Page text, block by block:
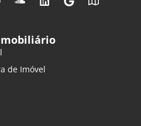
de Imóvel